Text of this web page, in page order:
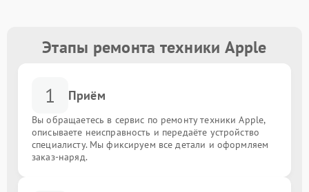
Этапы ремонта техники Apple
1 Приём
Вы обращаетесь в сервис по ремонту техники Apple,
описываете неисправность и передаёте устройство
специалисту. Мы фиксируем все детали и оформляем
заказ-наряд.